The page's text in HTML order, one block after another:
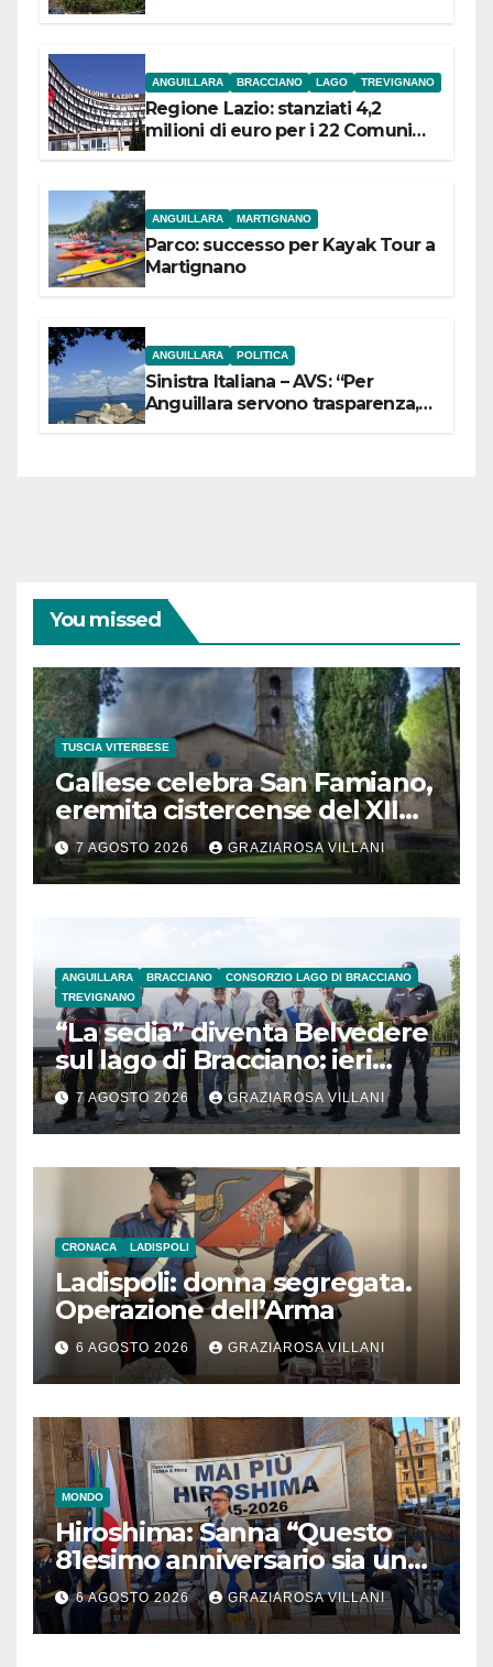
ANGUILLARA BRACCIANO LAGO TREVIGNANO
Regione Lazio: stanziati 4,2
milioni di euro per i 22 Comuni
ANGUILLARA MARTIGNANO
Parco: successo per Kayak Tour a
Martignano
ANGUILLARA POLITICA
Sinistra Italiana – AVS: “Per
Anguillara servono trasparenza,
You missed
TUSCIA VITERBESE
Gallese celebra San Famiano,
eremita cistercense del XII
secolo
7 AGOSTO 2026 GRAZIAROSA VILLANI
ANGUILLARA BRACCIANO
CONSORZIO LAGO DI BRACCIANO
TREVIGNANO
“La sedia” diventa Belvedere
sul lago di Bracciano: ieri
l’inaugurazione
7 AGOSTO 2026 GRAZIAROSA VILLANI
CRONACA LADISPOLI
Ladispoli: donna segregata.
Operazione dell’Arma
6 AGOSTO 2026 GRAZIAROSA VILLANI
MONDO
Hiroshima: Sanna “Questo
81esimo anniversario sia un
monito per tutti”
6 AGOSTO 2026 GRAZIAROSA VILLANI